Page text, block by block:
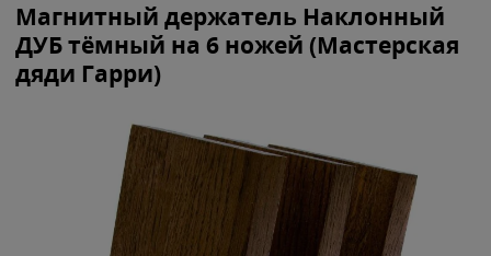
Магнитный держатель Наклонный
ДУБ тёмный на 6 ножей (Мастерская
дяди Гарри)